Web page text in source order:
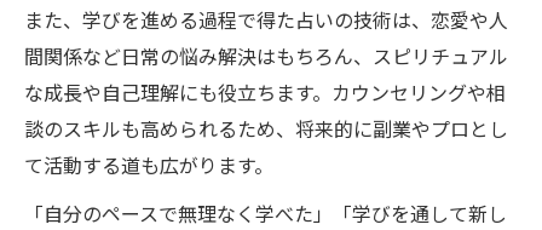
また、学びを進める過程で得た占いの技術は、恋愛や人
間関係など日常の悩み解決はもちろん、スピリチュアル
な成長や自己理解にも役立ちます。カウンセリングや相
談のスキルも高められるため、将来的に副業やプロとし
て活動する道も広がります。
「自分のペースで無理なく学べた」「学びを通して新し